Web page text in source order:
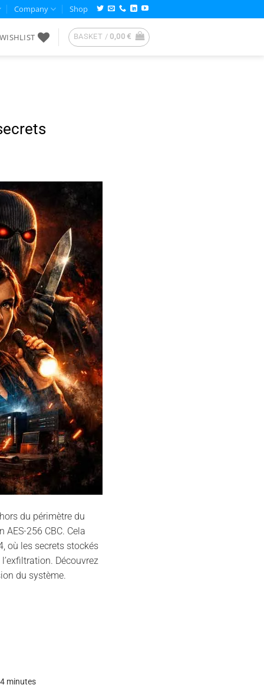
Company Shop
WISHLIST BASKET / 0,00€
du périmètre du
256 CBC. Cela
où les secrets stockés
Découvrez
du système.
minutes